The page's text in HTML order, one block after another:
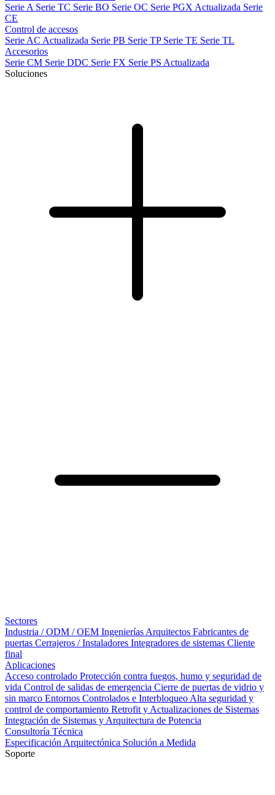
Serie A Serie TC Serie BO Serie OC Serie PGX Actualizada Serie
CE
Control de accesos
Serie AC Actualizada Serie PB Serie TP Serie TE Serie TL
Accesorios
Serie CM Serie DDC Serie FX Serie PS Actualizada
Soluciones
Sectores
Industria / ODM / OEM Ingenierías Arquitectos Fabricantes de
puertas Cerrajeros / Instaladores Integradores de sistemas Cliente
final
Aplicaciones
Acceso controlado Protección contra fuegos, humo y seguridad de
vida Control de salidas de emergencia Cierre de puertas de vidrio y
sin marco Entornos Controlados e Interbloqueo Alta seguridad y
control de comportamiento Retrofit y Actualizaciones de Sistemas
Integración de Sistemas y Arquitectura de Potencia
Consultoría Técnica
Especificación Arquitectónica Solución a Medida
Soporte